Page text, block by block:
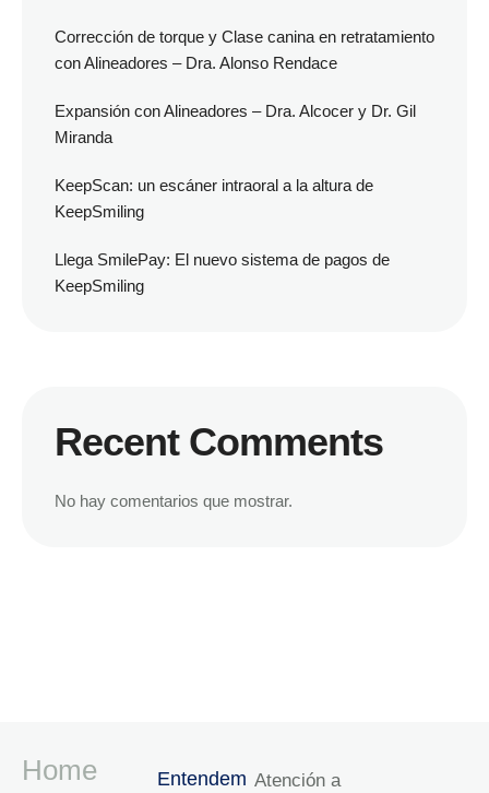
Corrección de torque y Clase canina en retratamiento
con Alineadores – Dra. Alonso Rendace
Expansión con Alineadores – Dra. Alcocer y Dr. Gil
Miranda
KeepScan: un escáner intraoral a la altura de
KeepSmiling
Llega SmilePay: El nuevo sistema de pagos de
KeepSmiling
Recent Comments
No hay comentarios que mostrar.
Home
Entendem Atención a